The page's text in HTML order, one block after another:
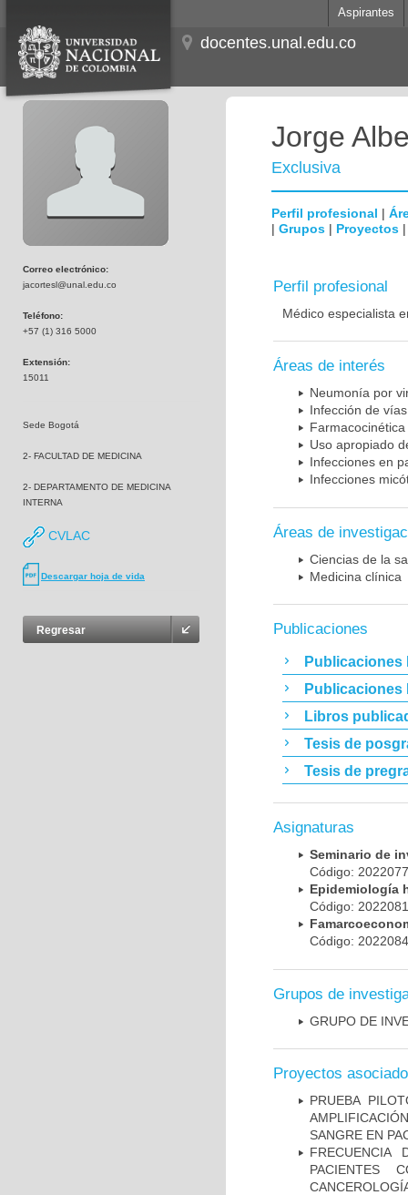
Aspirantes
docentes.unal.edu.co
Correo electrónico:
jacortesl@unal.edu.co
Teléfono:
+57 (1) 316 5000
Extensión:
15011
Sede Bogotá
2- FACULTAD DE MEDICINA
2- DEPARTAMENTO DE MEDICINA
INTERNA
CVLAC
Descargar hoja de vida
Regresar
Jorge
Exclusiva
Perfil profesional |
| Grupos | Proyectos
Perfil profesional
Médico especialista
Áreas de interés
Neumonía por
Infección de
Uso apropiado
Infecciones en
Infecciones
Áreas de
Ciencias de la
Medicina clínica
Publicaciones
Publicaciones
Publicaciones
Libros
Tesis de
Tesis de
Asignaturas
Seminario de
Código:
Epidemiología
Código:
Código:
Grupos de
GRUPO DE
Proyectos
PRUEBA
SANGRE EN
FRECUENCIA
PACIENTES